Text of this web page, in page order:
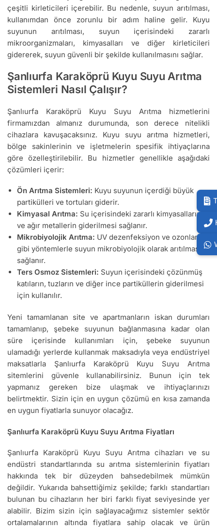
çeşitli kirleticileri içerebilir. Bu nedenle, suyun arıtılması,
kullanımdan önce zorunlu bir adım haline gelir. Kuyu
suyunun arıtılması, suyun içerisindeki zararlı
mikroorganizmaları, kimyasalları ve diğer kirleticileri
gidererek, suyun güvenli bir şekilde kullanılmasını sağlar.
Şanlıurfa Karaköprü Kuyu Suyu Arıtma
Sistemleri Nasıl Çalışır?
Şanlıurfa Karaköprü Kuyu Suyu Arıtma hizmetlerini
firmamızdan almanız durumunda, son derece nitelikli
cihazlara kavuşacaksınız. Kuyu suyu arıtma hizmetleri,
bölge sakinlerinin ve işletmelerin spesifik ihtiyaçlarına
göre özelleştirilebilir. Bu hizmetler genellikle aşağıdaki
çözümleri içerir:
Ön Arıtma Sistemleri: Kuyu suyunun içerdiği büyük
partikülleri ve tortuları giderir.
Kimyasal Arıtma: Su içerisindeki zararlı kimyasalların
ve ağır metallerin giderilmesi sağlanır.
Mikrobiyolojik Arıtma: UV dezenfeksiyon ve ozonlama
gibi yöntemlerle suyun mikrobiyolojik olarak arıtılması
sağlanır.
Ters Osmoz Sistemleri: Suyun içerisindeki çözünmüş
katıların, tuzların ve diğer ince partiküllerin giderilmesi
için kullanılır.
Yeni tamamlanan site ve apartmanların iskan durumları
tamamlanıp, şebeke suyunun bağlanmasına kadar olan
süre içerisinde kullanımları için, şebeke suyunun
ulamadığı yerlerde kullanmak maksadıyla veya endüstriyel
maksatlarla Şanlıurfa Karaköprü Kuyu Suyu Arıtma
sitemlerini güvenle kullanabilirsiniz. Bunun için tek
yapmanız gereken bize ulaşmak ve ihtiyaçlarınızı
belirtmektir. Sizin için en uygun çözümü en kısa zamanda
en uygun fiyatlarla sunuyor olacağız.
Şanlıurfa Karaköprü Kuyu Suyu Arıtma Fiyatları
Şanlıurfa Karaköprü Kuyu Suyu Arıtma cihazları ve su
endüstri standartlarında su arıtma sistemlerinin fiyatları
hakkında tek bir düzeyden bahsedebilmek mümkün
değildir. Yukarıda bahsettiğimiz şekilde; farklı standartları
bulunan bu cihazların her biri farklı fiyat seviyesinde yer
alabilir. Bizim sizin için sağlayacağımız sistemler sektör
ortalamalarının altında fiyatlara sahip olacak ve ürün